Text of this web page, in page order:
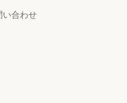
い合わせ